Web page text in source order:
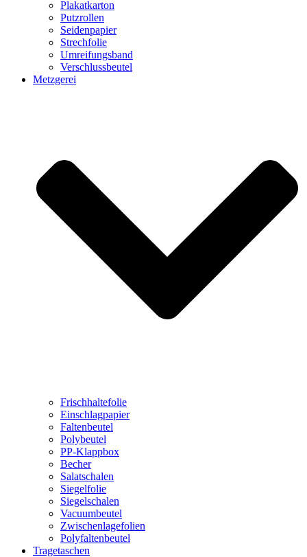
Plakatkarton
Putzrollen
Seidenpapier
Strechfolie
Umreifungsband
Verschlussbeutel
Metzgerei
Frischhaltefolie
Einschlagpapier
Faltenbeutel
Polybeutel
PP-Klappbox
Becher
Salatschalen
Siegelfolie
Siegelschalen
Vacuumbeutel
Zwischenlagefolien
Polyfaltenbeutel
Tragetaschen